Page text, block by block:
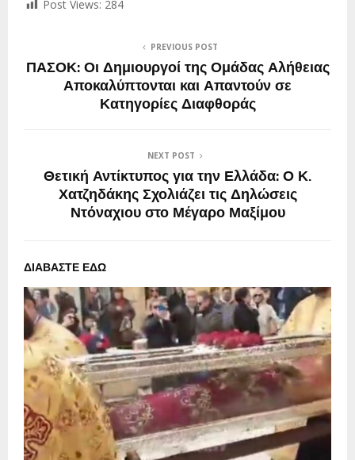
Post Views: 284
PREVIOUS POST
ΠΑΣΟΚ: Οι Δημιουργοί της Ομάδας Αλήθειας
Αποκαλύπτονται και Απαντούν σε
Κατηγορίες Διαφθοράς
NEXT POST
Θετική Αντίκτυπος για την Ελλάδα: Ο Κ.
Χατζηδάκης Σχολιάζει τις Δηλώσεις
Ντόναχιου στο Μέγαρο Μαξίμου
ΔΙΑΒΑΣΤΕ ΕΔΩ